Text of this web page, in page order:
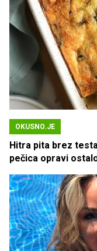
OKUSNO.JE
Hitra pita brez
pečica opravi